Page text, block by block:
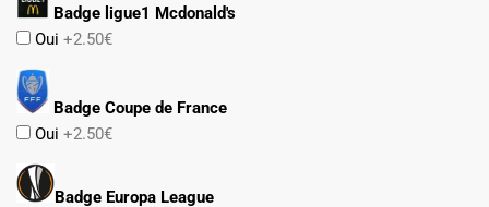
Badge ligue1 Mcdonald's
Oui +2.50€
Badge Coupe de France
Oui +2.50€
Badge Europa League